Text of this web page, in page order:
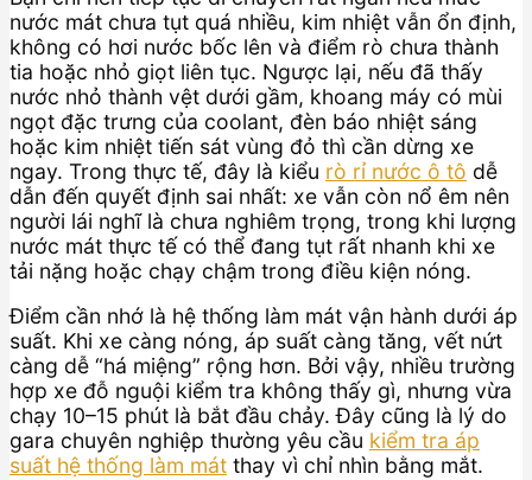
nước mát chưa tụt quá nhiều, kim nhiệt vẫn ổn định,
không có hơi nước bốc lên và điểm rò chưa thành
tia hoặc nhỏ giọt liên tục. Ngược lại, nếu đã thấy
nước nhỏ thành vệt dưới gầm, khoang máy có mùi
ngọt đặc trưng của coolant, đèn báo nhiệt sáng
hoặc kim nhiệt tiến sát vùng đỏ thì cần dừng xe
ngay. Trong thực tế, đây là kiểu rò rỉ nước ô tô dễ
dẫn đến quyết định sai nhất: xe vẫn còn nổ êm nên
người lái nghĩ là chưa nghiêm trọng, trong khi lượng
nước mát thực tế có thể đang tụt rất nhanh khi xe
tải nặng hoặc chạy chậm trong điều kiện nóng.
Điểm cần nhớ là hệ thống làm mát vận hành dưới áp
suất. Khi xe càng nóng, áp suất càng tăng, vết nứt
càng dễ “há miệng” rộng hơn. Bởi vậy, nhiều trường
hợp xe đỗ nguội kiểm tra không thấy gì, nhưng vừa
chạy 10–15 phút là bắt đầu chảy. Đây cũng là lý do
gara chuyên nghiệp thường yêu cầu kiểm tra áp
suất hệ thống làm mát thay vì chỉ nhìn bằng mắt.